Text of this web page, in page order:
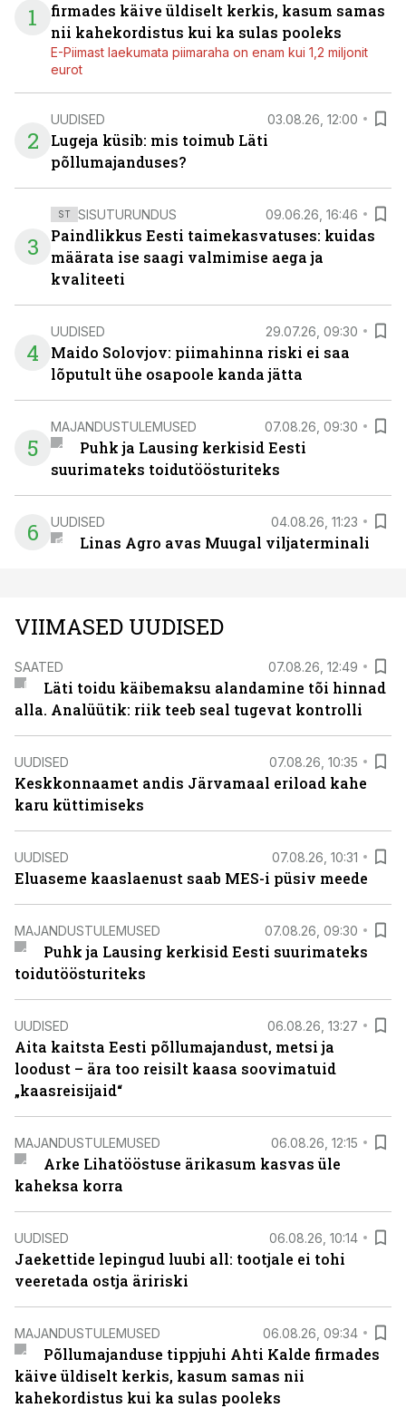
1
firmades käive üldiselt kerkis, kasum samas
nii kahekordistus kui ka sulas pooleks
E-Piimast laekumata piimaraha on enam kui 1,2 miljonit
eurot
2
UUDISED 03.08.26, 12:00
Lugeja küsib: mis toimub Läti
põllumajanduses?
3
ST SISUTURUNDUS 09.06.26, 16:46
Paindlikkus Eesti taimekasvatuses: kuidas
määrata ise saagi valmimise aega ja
kvaliteeti
4
UUDISED 29.07.26, 09:30
Maido Solovjov: piimahinna riski ei saa
lõputult ühe osapoole kanda jätta
5
MAJANDUSTULEMUSED 07.08.26, 09:30
Puhk ja Lausing kerkisid Eesti
suurimateks toidutöösturiteks
6 UUDISED 04.08.26, 11:23
Linas Agro avas Muugal viljaterminali
VIIMASED UUDISED
SAATED 07.08.26, 12:49
Läti toidu käibemaksu alandamine tõi hinnad
alla. Analüütik: riik teeb seal tugevat kontrolli
UUDISED 07.08.26, 10:35
Keskkonnaamet andis Järvamaal eriload kahe
karu küttimiseks
UUDISED 07.08.26, 10:31
Eluaseme kaaslaenust saab MES-i püsiv meede
MAJANDUSTULEMUSED 07.08.26, 09:30
Puhk ja Lausing kerkisid Eesti suurimateks
toidutöösturiteks
UUDISED 06.08.26, 13:27
Aita kaitsta Eesti põllumajandust, metsi ja
loodust – ära too reisilt kaasa soovimatuid
„kaasreisijaid“
MAJANDUSTULEMUSED 06.08.26, 12:15
Arke Lihatööstuse ärikasum kasvas üle
kaheksa korra
UUDISED 06.08.26, 10:14
Jaekettide lepingud luubi all: tootjale ei tohi
veeretada ostja äririski
MAJANDUSTULEMUSED 06.08.26, 09:34
Põllumajanduse tippjuhi Ahti Kalde firmades
käive üldiselt kerkis, kasum samas nii
kahekordistus kui ka sulas pooleks